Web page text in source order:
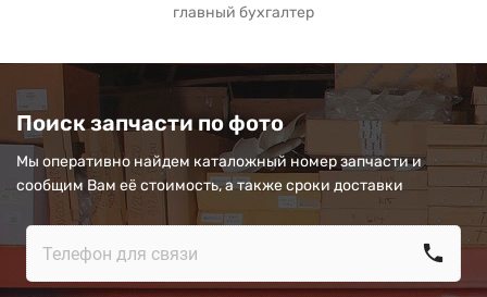
главный бухгалтер
Поиск запчасти по фото
Мы оперативно найдем каталожный номер запчасти и
сообщим Вам её стоимость, а также сроки доставки
call